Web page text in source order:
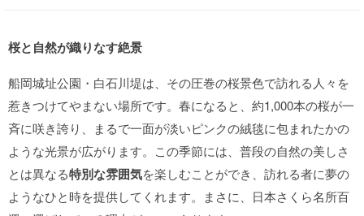
桜と自然が織りなす絶景
船岡城址公園・白石川堤は、その圧巻の桜景色で訪れる人々を
惹きつけてやまない場所です。春になると、約1,000本の桜が一
斉に咲き誇り、まるで一面が淡いピンクの絨毯に包まれたかの
ような光景が広がります。この季節には、普段の自然の美しさ
とは異なる特別な雰囲気を楽しむことができ、訪れる者に夢の
ようなひと時を提供してくれます。まさに、日本さくら名所百